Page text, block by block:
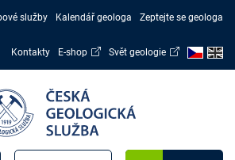
služby Kalendář geologa Zeptejte se geologa
Kontakty E-shop Svět geologie